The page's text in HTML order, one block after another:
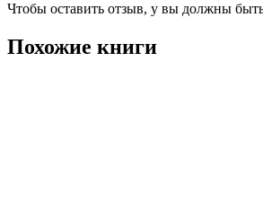
Чтобы оставить отзыв, у вы должны
Похожие книги